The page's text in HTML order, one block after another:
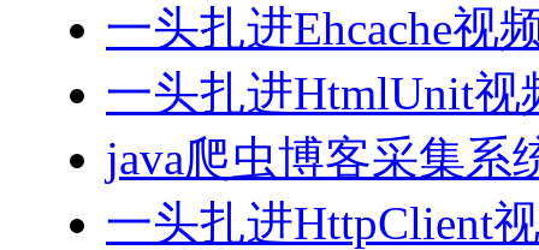
一头扎进Ehcache视
一头扎进HtmlUnit视
java爬虫博客采集系
一头扎进HttpClient